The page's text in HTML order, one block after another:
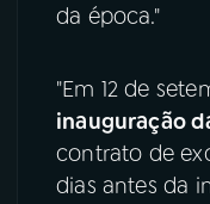
da época."
"Em 12 de
inauguração
contrato de
dias antes da